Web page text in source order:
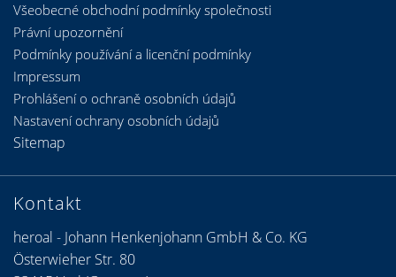
Všeobecné obchodní podmínky společnosti
Právní upozornění
Podmínky používání a licenční podmínky
Kontakt
heroal - Johann Henkenjohann GmbH & Co. KG
Österwieher Str. 80
Impressum
Prohlášení o ochraně osobních údajů
Nastavení ochrany osobních údajů
Sitemap